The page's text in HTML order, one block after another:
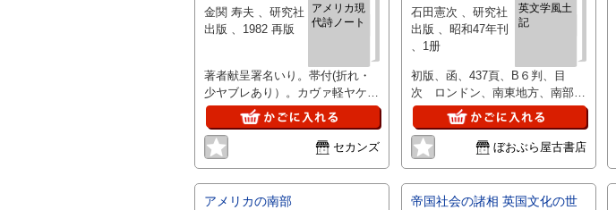
アメリカ現
代詩ノート
金関 寿夫 、研究社
出版 、1982 再版
著者献呈署名いり。帯付(折れ・
少ヤブレあり）。カヴァ軽ヤケ・
軽スレ・軽折れ。3方軽汚れ。本
に微ヤケ。
セカンズ
英文学風土
記
石田憲次 、研究社
出版 、昭和47年刊
、1册
初版、函、437頁、B６判、目
次 ロンドン、南東地方、南部地
方、南西地方、西部英国、テムズ
沿岸諸州、イースト・アングリ
ア、沼沢地帯、中部地帯と中間地
帯、北部地方-工業、鉱業の北
ド、カンバーランド、
ぼおぶら屋古書店
アメリカの南部
帝国社会の諸相 英国文化の世